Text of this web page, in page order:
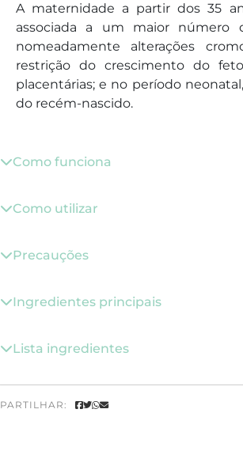
A maternidade a partir dos 35
associada a um maior número
nomeadamente alterações
restrição do crescimento do
placentárias; e no período
do recém-nascido.
Como funciona
Como utilizar
Precauções
Ingredientes principais
Lista ingredientes
PARTILHAR: